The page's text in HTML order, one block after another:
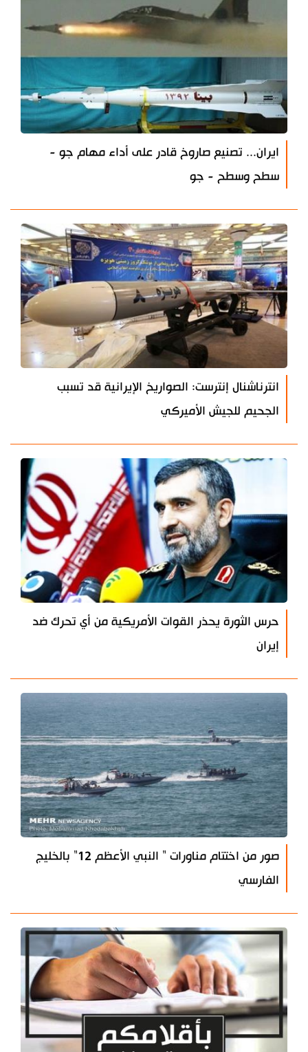
ايران... تصنيع صاروخ قادر على أداء مهام جو -
سطح وسطح - جو
انترناشنال إنترست: الصواريخ الإيرانية قد تسبب
الجحيم للجيش الأميركي
حرس الثورة يحذر القوات الأمريكية من أي تحرك ضد
إيران
صور من اختتام مناورات " النبي الأعظم 12" بالخليج
الفارسي